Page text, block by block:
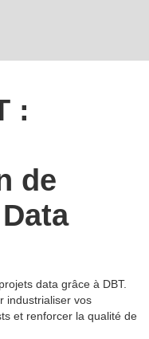
:
de
data grâce à DBT.
industrialiser vos
et renforcer la qualité de